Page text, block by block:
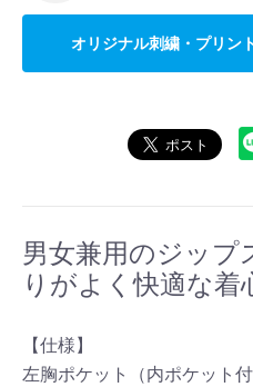
オリジナル刺繍・プリン
男女兼用のジップ
りがよく快適な着
【仕様】
左胸ポケット（内ポケット